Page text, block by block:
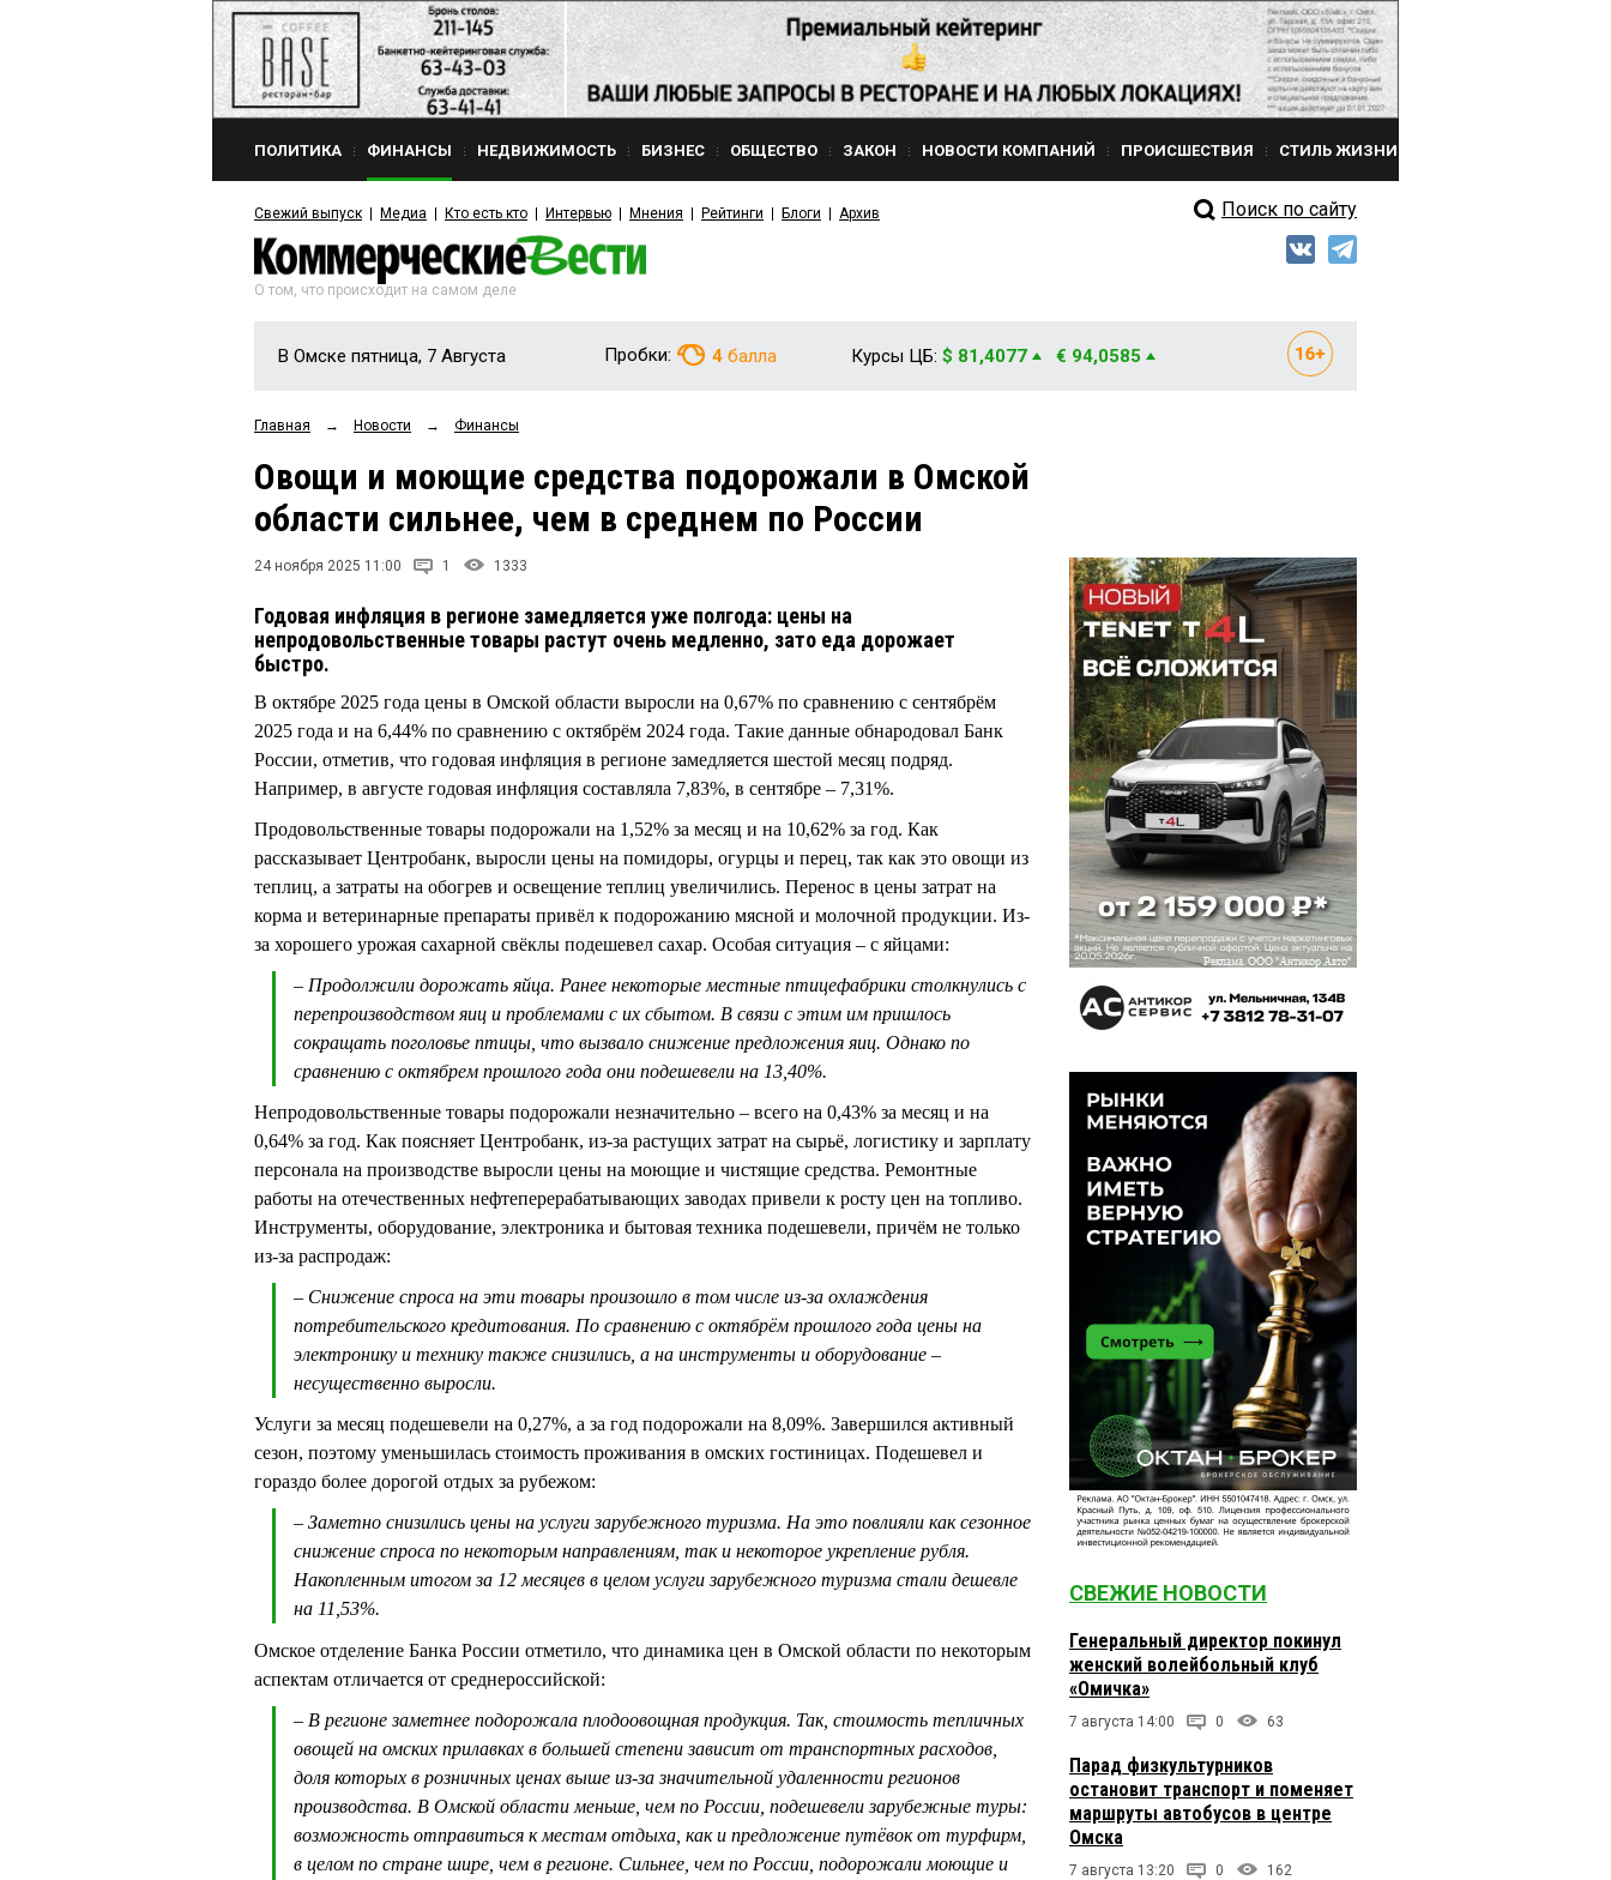
ПОЛИТИКА ФИНАНСЫ НЕДВИЖИМОСТЬ БИЗНЕС ОБЩЕСТВО ЗАКОН НОВОСТИ КОМПАНИЙ ПРОИСШЕСТВИЯ СТИЛЬ ЖИЗНИ
Свежий выпуск Медиа Кто есть кто Интервью Мнения Рейтинги Блоги Архив Поиск по сайту
О том, что происходит на самом деле
В Омске пятница, 7 Августа Пробки: 4 балла Курсы ЦБ: $ 81,4077 € 94,0585
Главная → Новости → Финансы
Овощи и моющие средства подорожали в Омской
области сильнее, чем в среднем по России
24 ноября 2025 11:00 1 1333
Годовая инфляция в регионе замедляется уже полгода: цены на
непродовольственные товары растут очень медленно, зато еда дорожает
быстро.
В октябре 2025 года цены в Омской области выросли на 0,67% по сравнению с сентябрём
2025 года и на 6,44% по сравнению с октябрём 2024 года. Такие данные обнародовал Банк
России, отметив, что годовая инфляция в регионе замедляется шестой месяц подряд.
Например, в августе годовая инфляция составляла 7,83%, в сентябре – 7,31%.
Продовольственные товары подорожали на 1,52% за месяц и на 10,62% за год. Как
рассказывает Центробанк, выросли цены на помидоры, огурцы и перец, так как это овощи из
теплиц, а затраты на обогрев и освещение теплиц увеличились. Перенос в цены затрат на
корма и ветеринарные препараты привёл к подорожанию мясной и молочной продукции. Из-
за хорошего урожая сахарной свёклы подешевел сахар. Особая ситуация – с яйцами:
– Продолжили дорожать яйца. Ранее некоторые местные птицефабрики столкнулись с
перепроизводством яиц и проблемами с их сбытом. В связи с этим им пришлось
сокращать поголовье птицы, что вызвало снижение предложения яиц. Однако по
сравнению с октябрем прошлого года они подешевели на 13,40%.
Непродовольственные товары подорожали незначительно – всего на 0,43% за месяц и на
0,64% за год. Как поясняет Центробанк, из-за растущих затрат на сырьё, логистику и зарплату
персонала на производстве выросли цены на моющие и чистящие средства. Ремонтные
работы на отечественных нефтеперерабатывающих заводах привели к росту цен на топливо.
Инструменты, оборудование, электроника и бытовая техника подешевели, причём не только
из-за распродаж:
– Снижение спроса на эти товары произошло в том числе из-за охлаждения
потребительского кредитования. По сравнению с октябрём прошлого года цены на
электронику и технику также снизились, а на инструменты и оборудование –
несущественно выросли.
Услуги за месяц подешевели на 0,27%, а за год подорожали на 8,09%. Завершился активный
сезон, поэтому уменьшилась стоимость проживания в омских гостиницах. Подешевел и
гораздо более дорогой отдых за рубежом:
– Заметно снизились цены на услуги зарубежного туризма. На это повлияли как сезонное
снижение спроса по некоторым направлениям, так и некоторое укрепление рубля.
Накопленным итогом за 12 месяцев в целом услуги зарубежного туризма стали дешевле
на 11,53%.
Омское отделение Банка России отметило, что динамика цен в Омской области по некоторым
аспектам отличается от среднероссийской:
– В регионе заметнее подорожала плодоовощная продукция. Так, стоимость тепличных
овощей на омских прилавках в большей степени зависит от транспортных расходов,
доля которых в розничных ценах выше из-за значительной удаленности регионов
производства. В Омской области меньше, чем по России, подешевели зарубежные туры:
возможность отправиться к местам отдыха, как и предложение путёвок от турфирм,
в целом по стране шире, чем в регионе. Сильнее, чем по России, подорожали моющие и
СВЕЖИЕ НОВОСТИ
Генеральный директор покинул
женский волейбольный клуб
«Омичка»
7 августа 14:00 0 63
Парад физкультурников
остановит транспорт и поменяет
маршруты автобусов в центре
Омска
7 августа 13:20 0 162